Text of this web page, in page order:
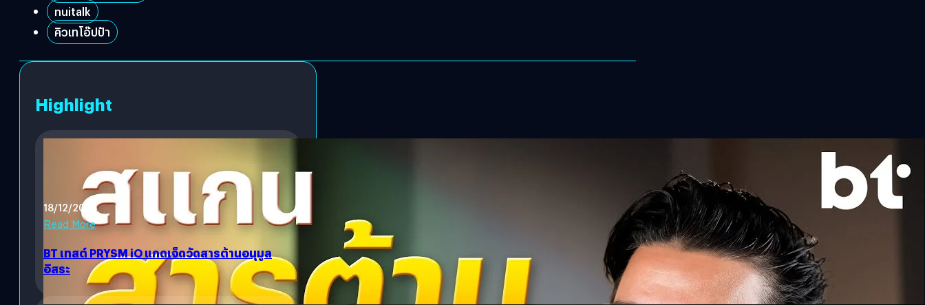
nuitalk
คิวเทโอ๊ปป้า
Highlight
18/12/2025
Read More
BT เทสต์ PRYSM iO แกดเจ็ดวัดสารต้านอนุมูล
อิสระ